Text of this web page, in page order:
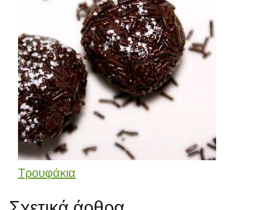
Τρουφάκια